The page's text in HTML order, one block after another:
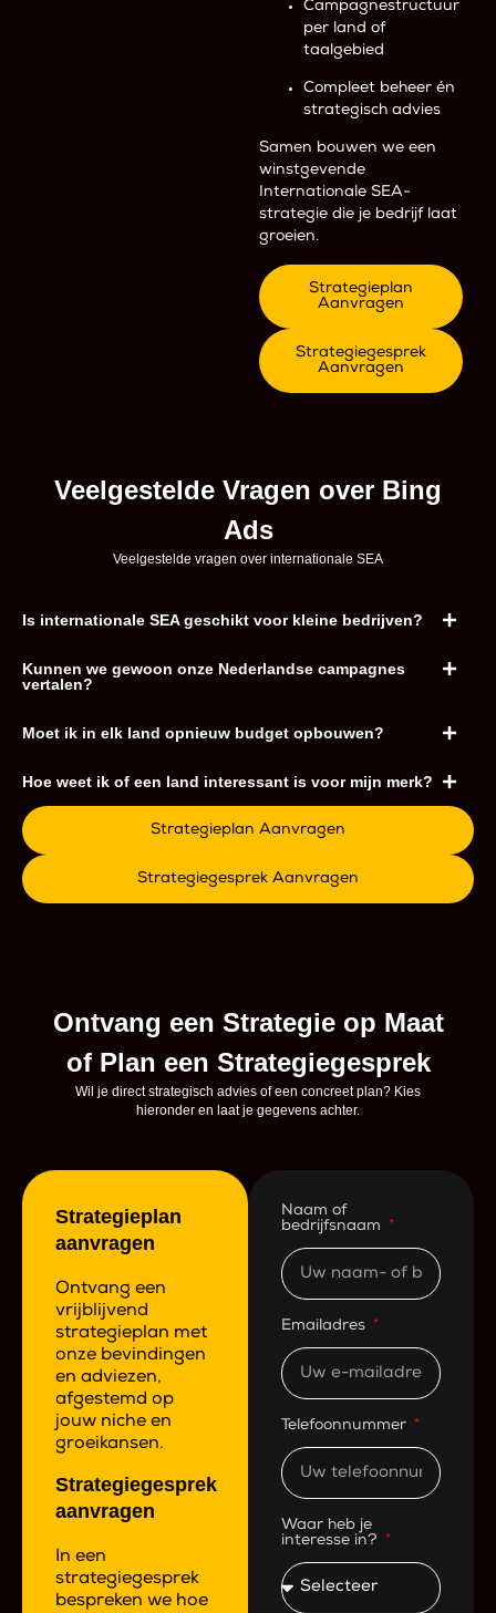
Campagnestructuur
per land of
taalgebied
Compleet beheer én
strategisch advies
Samen bouwen we een
winstgevende
Internationale SEA-
strategie die je bedrijf laat
groeien.
Strategieplan
Aanvragen
Strategiegesprek
Aanvragen
Veelgestelde Vragen over Bing
Ads
Veelgestelde vragen over internationale SEA
Is internationale SEA geschikt voor kleine bedrijven?
Kunnen we gewoon onze Nederlandse campagnes
vertalen?
Moet ik in elk land opnieuw budget opbouwen?
Hoe weet ik of een land interessant is voor mijn merk?
Strategieplan Aanvragen
Strategiegesprek Aanvragen
Ontvang een Strategie op Maat
of Plan een Strategiegesprek
Wil je direct strategisch advies of een concreet plan? Kies
hieronder en laat je gegevens achter.
Naam of
bedrijfsnaam
Emailadres
Telefoonnummer
Waar heb je
interesse in?
Strategieplan
aanvragen
Ontvang een
vrijblijvend
strategieplan met
onze bevindingen
en adviezen,
afgestemd op
jouw niche en
groeikansen.
Strategiegesprek
aanvragen
In een
strategiegesprek
bespreken we hoe